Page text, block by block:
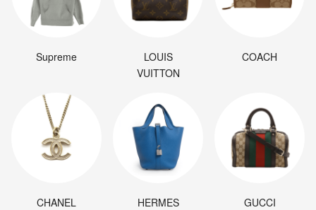
Supreme
LOUIS
VUITTON
COACH
CHANEL HERMES GUCCI